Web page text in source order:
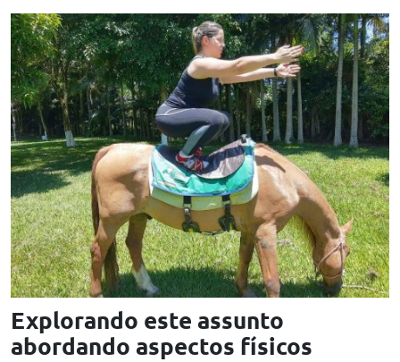
Explorando este assunto
abordando aspectos físicos